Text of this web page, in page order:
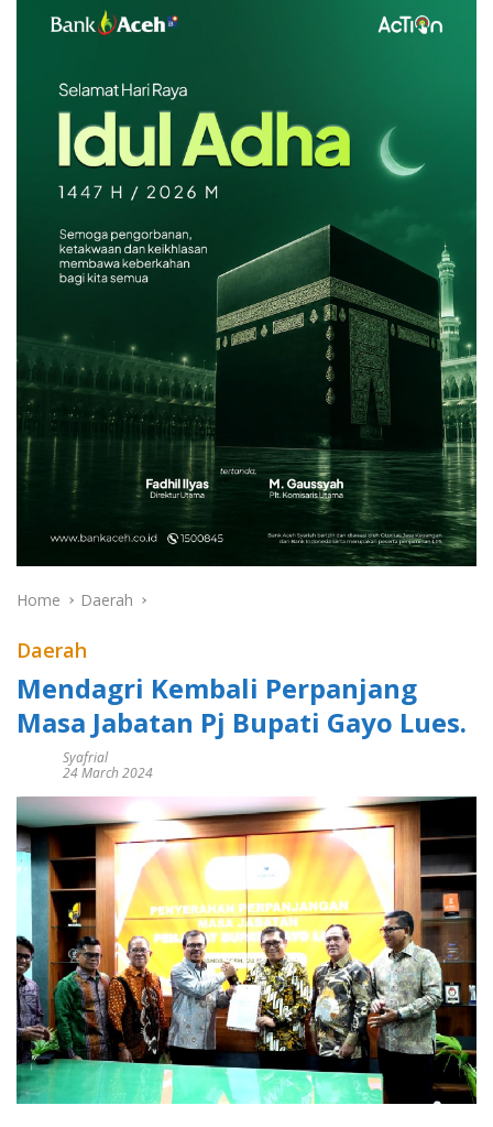
Home Daerah
Daerah
Mendagri Kembali Perpanjang
Masa Jabatan Pj Bupati Gayo Lues.
Syafrial
24 March 2024